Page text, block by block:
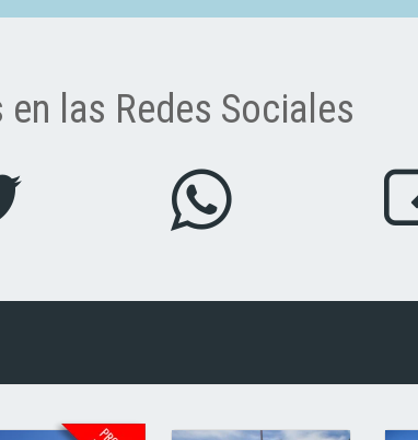
las Redes Sociales